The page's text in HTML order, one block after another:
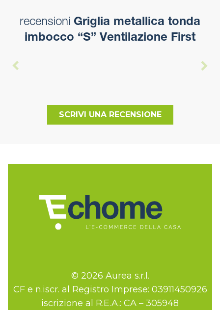
recensioni Griglia metallica tonda
imbocco “S” Ventilazione First
SCRIVI UNA RECENSIONE
© 2026 Aurea s.r.l.
CF e n.iscr. al Registro Imprese: 03911450926
iscrizione al R.E.A.: CA – 305948